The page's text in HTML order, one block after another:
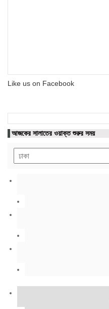
Like us on Facebook
আজকের সালাতের ওয়াক্ত শুরুর সময়